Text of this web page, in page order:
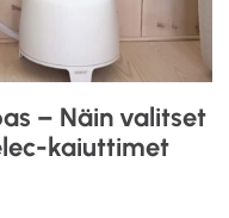
– Näin valitset
kaiuttimet